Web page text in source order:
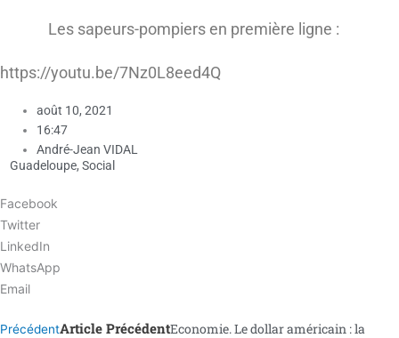
Les sapeurs-pompiers en première ligne :
https://youtu.be/7Nz0L8eed4Q
août 10, 2021
16:47
André-Jean VIDAL
Guadeloupe, Social
Facebook
Twitter
LinkedIn
WhatsApp
Email
PrécédentArticle PrécédentEconomie. Le dollar américain : la